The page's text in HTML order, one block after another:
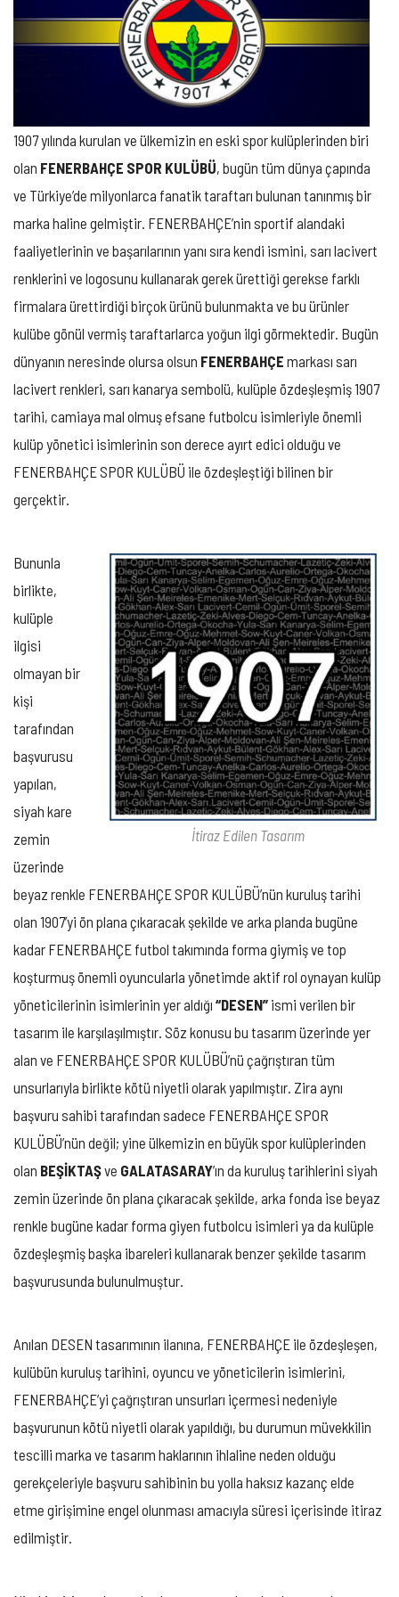
1907 yılında kurulan ve ülkemizin en eski spor kulüplerinden biri
olan FENERBAHÇE SPOR KULÜBÜ, bugün tüm dünya çapında
ve Türkiye’de milyonlarca fanatik taraftarı bulunan tanınmış bir
marka haline gelmiştir. FENERBAHÇE’nin sportif alandaki
faaliyetlerinin ve başarılarının yanı sıra kendi ismini, sarı lacivert
renklerini ve logosunu kullanarak gerek ürettiği gerekse farklı
firmalara ürettirdiği birçok ürünü bulunmakta ve bu ürünler
kulübe gönül vermiş taraftarlarca yoğun ilgi görmektedir. Bugün
dünyanın neresinde olursa olsun FENERBAHÇE markası sarı
lacivert renkleri, sarı kanarya sembolü, kulüple özdeşleşmiş 1907
tarihi, camiaya mal olmuş efsane futbolcu isimleriyle önemli
kulüp yönetici isimlerinin son derece ayırt edici olduğu ve
FENERBAHÇE SPOR KULÜBÜ ile özdeşleştiği bilinen bir
gerçektir.
İtiraz Edilen Tasarım
Bununla
birlikte,
kulüple
ilgisi
olmayan bir
kişi
tarafından
başvurusu
yapılan,
siyah kare
zemin
üzerinde
beyaz renkle FENERBAHÇE SPOR KULÜBÜ’nün kuruluş tarihi
olan 1907’yi ön plana çıkaracak şekilde ve arka planda bugüne
kadar FENERBAHÇE futbol takımında forma giymiş ve top
koşturmuş önemli oyuncularla yönetimde aktif rol oynayan kulüp
yöneticilerinin isimlerinin yer aldığı “DESEN” ismi verilen bir
tasarım ile karşılaşılmıştır. Söz konusu bu tasarım üzerinde yer
alan ve FENERBAHÇE SPOR KULÜBÜ’nü çağrıştıran tüm
unsurlarıyla birlikte kötü niyetli olarak yapılmıştır. Zira aynı
başvuru sahibi tarafından sadece FENERBAHÇE SPOR
KULÜBÜ’nün değil; yine ülkemizin en büyük spor kulüplerinden
olan BEŞİKTAŞve GALATASARAY’ın da kuruluş tarihlerini siyah
zemin üzerinde ön plana çıkaracak şekilde, arka fonda ise beyaz
renkle bugüne kadar forma giyen futbolcu isimleri ya da kulüple
özdeşleşmiş başka ibareleri kullanarak benzer şekilde tasarım
başvurusunda bulunulmuştur.
Anılan DESEN tasarımının ilanına, FENERBAHÇE ile özdeşleşen,
kulübün kuruluş tarihini, oyuncu ve yöneticilerin isimlerini,
FENERBAHÇE’yi çağrıştıran unsurları içermesi nedeniyle
başvurunun kötü niyetli olarak yapıldığı, bu durumun müvekkilin
tescilli marka ve tasarım haklarının ihlaline neden olduğu
gerekçeleriyle başvuru sahibinin bu yolla haksız kazanç elde
etme girişimine engel olunması amacıyla süresi içerisinde itiraz
edilmiştir.